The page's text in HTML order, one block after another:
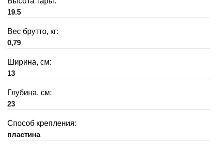
19.5
Вес брутто, кг:
0,79
Ширина, см:
13
Глубина, см:
23
Способ крепления:
пластина